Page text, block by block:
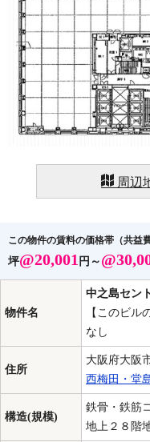
周辺
この物件の賃料の価格帯（共益費
坪@20,001 円～
物件名
中之島セン
【このビル
なし
住所
大阪府大阪
西梅田・堂
構造(規模)
鉄骨・鉄筋
地上２８階